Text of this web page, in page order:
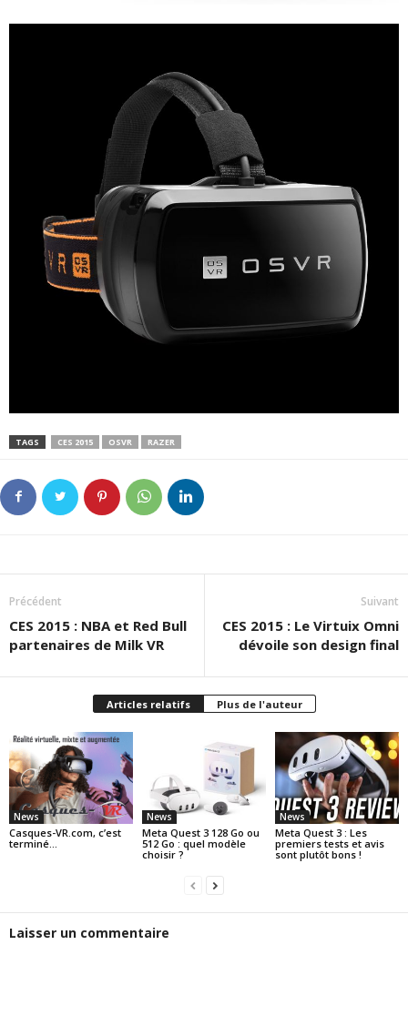
TAGS CES 2015 OSVR RAZER
Précédent
CES 2015 : NBA et Red Bull
partenaires de Milk VR
Suivant
CES 2015 : Le Virtuix Omni
dévoile son design final
Articles relatifs Plus de l'auteur
News
Casques-VR.com, c’est
terminé…
News
Meta Quest 3 128 Go ou
512 Go : quel modèle
choisir ?
News
Meta Quest 3 : Les
premiers tests et avis
sont plutôt bons !
Laisser un commentaire